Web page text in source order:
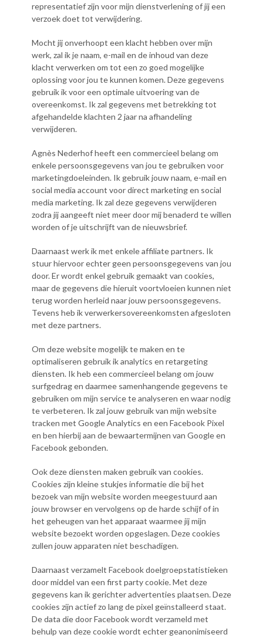
representatief zijn voor mijn dienstverlening of jij een
verzoek doet tot verwijdering.
Mocht jij onverhoopt een klacht hebben over mijn
werk, zal ik je naam, e-mail en de inhoud van deze
klacht verwerken om tot een zo goed mogelijke
oplossing voor jou te kunnen komen. Deze gegevens
gebruik ik voor een optimale uitvoering van de
overeenkomst. Ik zal gegevens met betrekking tot
afgehandelde klachten 2 jaar na afhandeling
verwijderen.
Agnès Nederhof heeft een commercieel belang om
enkele persoonsgegevens van jou te gebruiken voor
marketingdoeleinden. Ik gebruik jouw naam, e-mail en
social media account voor direct marketing en social
media marketing. Ik zal deze gegevens verwijderen
zodra jij aangeeft niet meer door mij benaderd te willen
worden of je uitschrijft van de nieuwsbrief.
Daarnaast werk ik met enkele affiliate partners. Ik
stuur hiervoor echter geen persoonsgegevens van jou
door. Er wordt enkel gebruik gemaakt van cookies,
maar de gegevens die hieruit voortvloeien kunnen niet
terug worden herleid naar jouw persoonsgegevens.
Tevens heb ik verwerkersovereenkomsten afgesloten
met deze partners.
Om deze website mogelijk te maken en te
optimaliseren gebruik ik analytics en retargeting
diensten. Ik heb een commercieel belang om jouw
surfgedrag en daarmee samenhangende gegevens te
gebruiken om mijn service te analyseren en waar nodig
te verbeteren. Ik zal jouw gebruik van mijn website
tracken met Google Analytics en een Facebook Pixel
en ben hierbij aan de bewaartermijnen van Google en
Facebook gebonden.
Ook deze diensten maken gebruik van cookies.
Cookies zijn kleine stukjes informatie die bij het
bezoek van mijn website worden meegestuurd aan
jouw browser en vervolgens op de harde schijf of in
het geheugen van het apparaat waarmee jij mijn
website bezoekt worden opgeslagen. Deze cookies
zullen jouw apparaten niet beschadigen.
Daarnaast verzamelt Facebook doelgroepstatistieken
door middel van een first party cookie. Met deze
gegevens kan ik gerichter advertenties plaatsen. Deze
cookies zijn actief zo lang de pixel geïnstalleerd staat.
De data die door Facebook wordt verzameld met
behulp van deze cookie wordt echter geanonimiseerd